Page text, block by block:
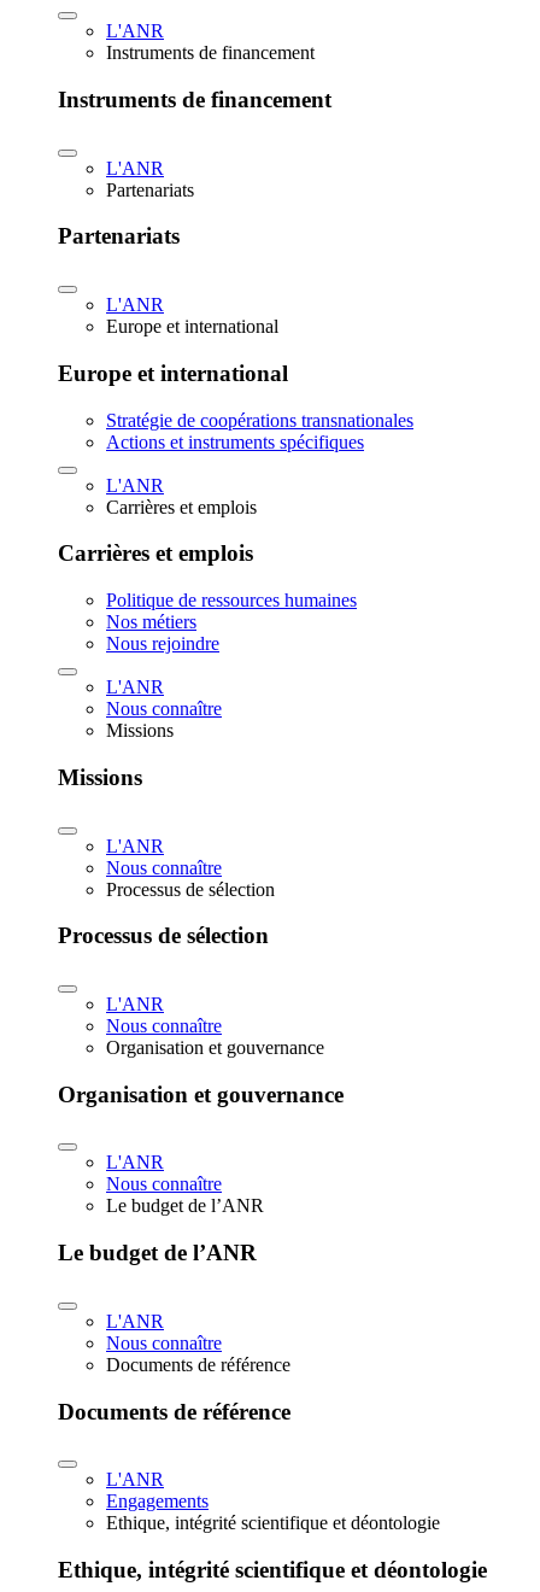
L'ANR
Instruments de financement
Instruments de financement
L'ANR
Partenariats
Partenariats
L'ANR
Europe et international
Europe et international
Stratégie de coopérations transnationales
Actions et instruments spécifiques
L'ANR
Carrières et emplois
Carrières et emplois
Politique de ressources humaines
Nos métiers
Nous rejoindre
L'ANR
Nous connaître
Missions
Missions
L'ANR
Nous connaître
Processus de sélection
Processus de sélection
L'ANR
Nous connaître
Organisation et gouvernance
Organisation et gouvernance
L'ANR
Nous connaître
Le budget de l’ANR
Le budget de l’ANR
L'ANR
Nous connaître
Documents de référence
Documents de référence
L'ANR
Engagements
Ethique, intégrité scientifique et déontologie
Ethique, intégrité scientifique et déontologie